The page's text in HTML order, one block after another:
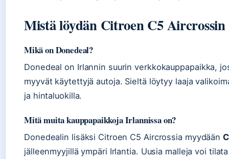
Mistä löydän Citroen C5
Mikä on Donedeal?
Donedeal on Irlannin suurin verkkokauppapaikka,
myyvät käytettyjä autoja. Sieltä löytyy laaja
ja hintaluokilla.
Mitä muita kauppapaikkoja Irlannissa on?
Donedealin lisäksi Citroen C5 Aircrossia myydään
jälleenmyyjillä ympäri Irlantia. Uusia malleja voi